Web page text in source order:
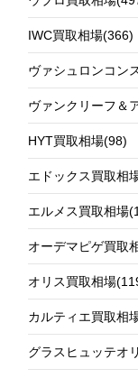
IWC買取相場(366)
ヴァシュロンコン
ヴァンクリーフ＆
HYT買取相場(98)
エドックス買取相
エルメス買取相場
オーデマピゲ買取
オリス買取相場
カルティエ買取相
グラスヒュッテオ